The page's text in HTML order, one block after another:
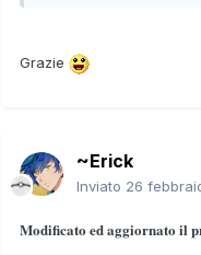
Grazie
~Erick
Inviato 26
Modificato ed aggiornato il